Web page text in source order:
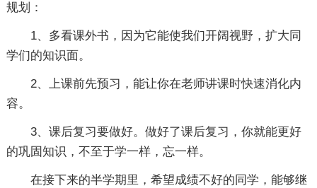
规划：
1、多看课外书，因为它能使我们开阔视野，扩大同
学们的知识面。
2、上课前先预习，能让你在老师讲课时快速消化内
容。
3、课后复习要做好。做好了课后复习，你就能更好
的巩固知识，不至于学一样，忘一样。
在接下来的半学期里，希望成绩不好的同学，能够继